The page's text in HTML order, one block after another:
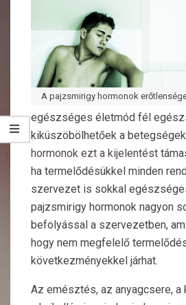
A pajzsmirigy hormonok
egészséges életmód fél
kiküszöbölhetőek a
hormonok ezt a kijelentést
ha termelődésükkel minden
szervezet is sokkal
pajzsmirigy hormonok nagyon
befolyással a szervezetben,
hogy nem megfelelő
következményekkel járhat.
Az emésztés, az anyagcsere, a